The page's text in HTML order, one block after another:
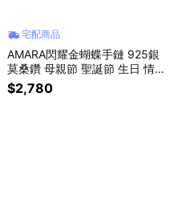
宅配商品
AMARA閃耀金蝴蝶手鏈 925銀
莫桑鑽 母親節 聖誕節 生日 情人
節禮物
$2,780